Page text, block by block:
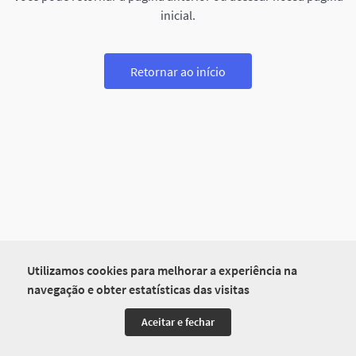
Utilizamos cookies para melhorar a experiência na
navegação e obter estatísticas das visitas
Aceitar e fechar
inicial.
Retornar ao início